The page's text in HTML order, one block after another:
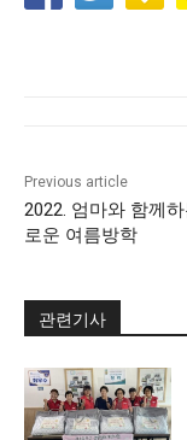
Previous article
2022. 엄마와 함께
로운 여름방학
관련기사